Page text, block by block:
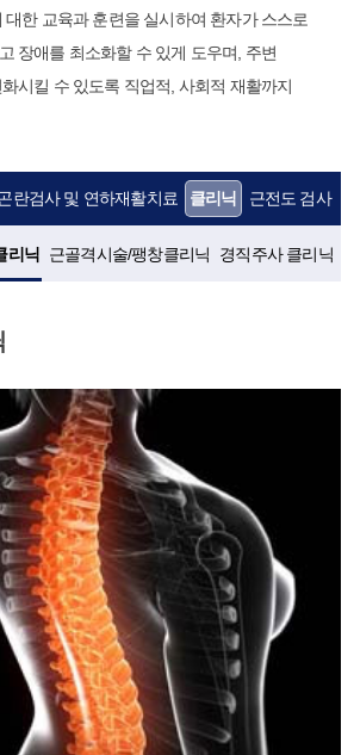
한 교육과 훈련을 실시하여 환자가 스스로
장애를 최소화할 수 있게 도우며, 주변
시킬 수 있도록 직업적, 사회적 재활까지
란검사 및 연하재활치료 클리닉 근전도 검사
리닉 근골격시술/팽창클리닉 경직주사 클리닉